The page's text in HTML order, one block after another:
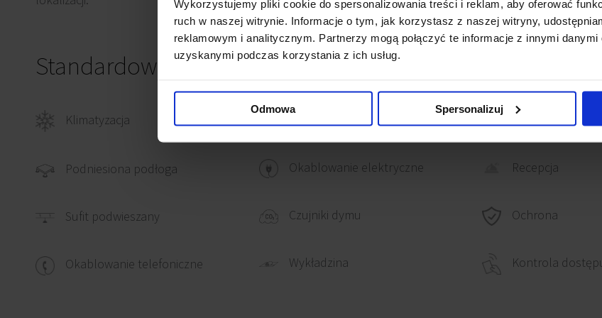
Wykorzystujemy pliki cookie do spersonalizowania treści i reklam, aby oferować
ruch w naszej witrynie. Informacje o tym, jak korzystasz z naszej witryny,
reklamowym i analitycznym. Partnerzy mogą połączyć te informacje z innymi
uzyskanymi podczas korzystania z ich usług.
Odmowa Spersonalizuj
Standardowe wykończenie
Klimatyzacja
Podniesiona podłoga
Sufit podwieszany
Okablowanie telefoniczne
Okablowanie komputerowe
Okablowanie elektryczne
Czujniki dymu
Wykładzina
Ścianki działowe
Recepcja
Ochrona
Kontrola